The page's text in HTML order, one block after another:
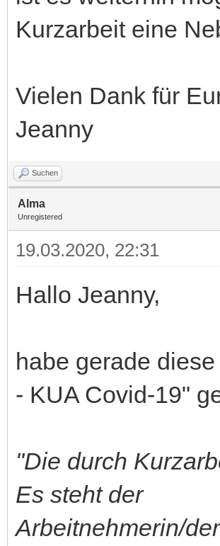
Kurzarbeit eine
Vielen Dank für
Jeanny
Suchen
Alma
Unregistered
19.03.2020, 22:31
Hallo Jeanny,
habe gerade
- KUA Covid-19"
"Die durch
Es steht der
Arbeitnehmerin/